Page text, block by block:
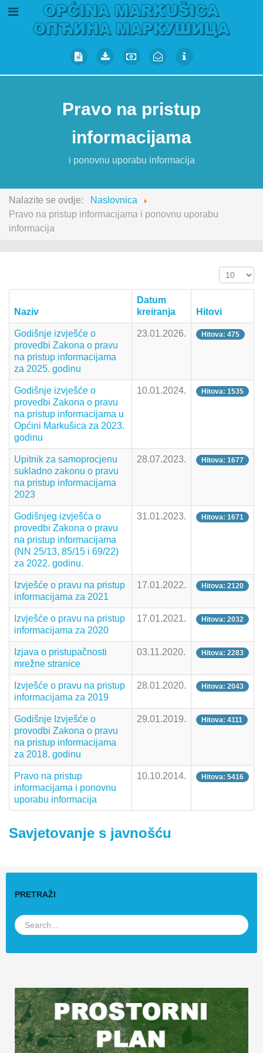
Pravo na pristup
informacijama
i ponovnu uporabu informacija
Nalazite se ovdje:
Naslovnica
Pravo na pristup informacijama i ponovnu uporabu
informacija
Prikaz #
Naziv
Datum
kreiranja
Hitovi
Godišnje izvješće o
provedbi Zakona o pravu
na pristup informacijama
za 2025. godinu
23.01.2026. Hitova: 475
Godišnje izvješće o
provedbi Zakona o pravu
na pristup informacijama u
Općini Markušica za 2023.
godinu
10.01.2024. Hitova: 1535
Upitnik za samoprocjenu
sukladno zakonu o pravu
na pristup informacijama
2023
28.07.2023. Hitova: 1677
Godišnjeg izvješća o
provedbi Zakona o pravu
na pristup informacijama
(NN 25/13, 85/15 i 69/22)
za 2022. godinu.
31.01.2023. Hitova: 1671
Izvješće o pravu na pristup
informacijama za 2021
17.01.2022. Hitova: 2120
Izvješće o pravu na pristup
informacijama za 2020
17.01.2021. Hitova: 2032
Izjava o pristupačnosti
mrežne stranice
03.11.2020. Hitova: 2283
Izvješće o pravu na pristup
informacijama za 2019
28.01.2020. Hitova: 2043
Godišnje Izvješće o
provodbi Zakona o pravu
na pristup informacijama
za 2018. godinu
29.01.2019. Hitova: 4111
Pravo na pristup
informacijama i ponovnu
uporabu informacija
10.10.2014. Hitova: 5416
Savjetovanje s javnošću
PRETRAŽI